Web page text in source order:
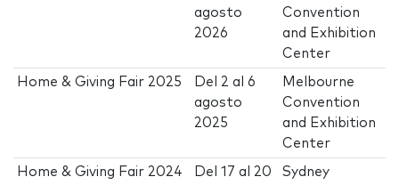
agosto
2026
Convention
and Exhibition
Center
Home & Giving Fair 2025 Del 2 al6
agosto
2025
Melbourne
Convention
and Exhibition
Center
Home & Giving Fair 2024 Del17 al 20
Sydney